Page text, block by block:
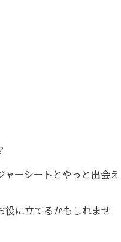
ーシートとやっと出会え
役に立てるかもしれませ